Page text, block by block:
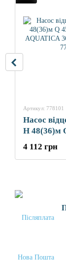
Артикул: 778101
Насос
H 48(36)м
Ø80мм mid
3QJD2-11-
4 112 грн